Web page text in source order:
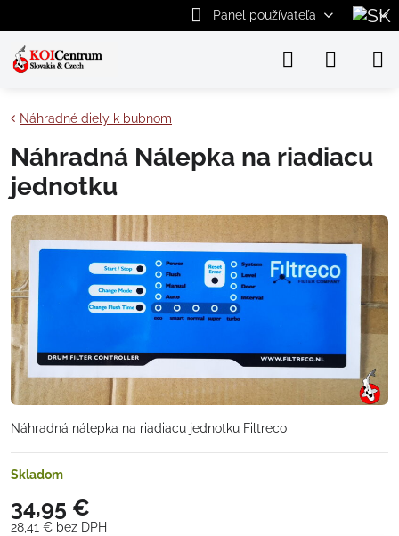
Panel používateľa
Náhradné diely k bubnom
Náhradná Nálepka na riadiacu
jednotku
Náhradná nálepka na riadiacu jednotku Filtreco
Skladom
34,95 €
28,41 € bez DPH